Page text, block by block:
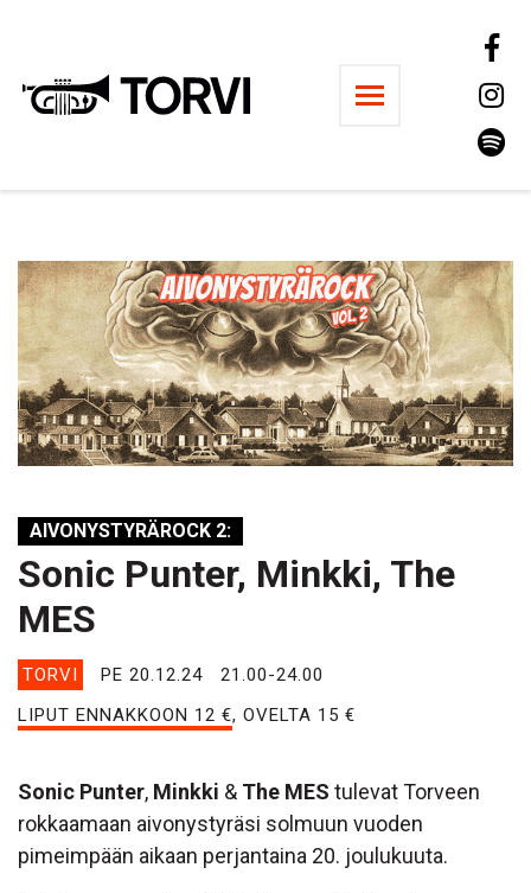
Ravintola Torvi
AIVONYSTYRÄROCK 2:
Sonic Punter, Minkki, The
MES
TORVI PE 20.12.24
21.00-24.00
LIPUT ENNAKKOON 12 €, OVELTA 15 €
Sonic Punter, Minkki & The MES tulevat Torveen
rokkaamaan aivonystyräsi solmuun vuoden
pimeimpään aikaan perjantaina 20. joulukuuta.